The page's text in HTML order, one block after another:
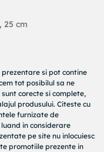
25 cm
si pot contine
tot posibilul sa ne
corecte si complete,
produsului. Citeste cu
furnizate de
in considerare
pe site nu inlocuiesc
promotiile prezente in